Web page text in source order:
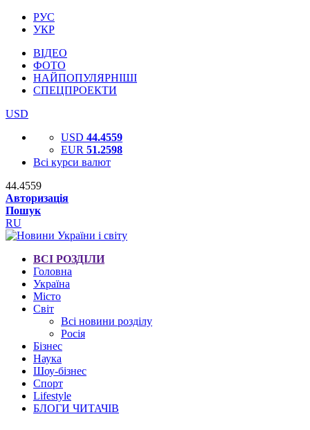
РУС
УКР
ВІДЕО
ФОТО
НАЙПОПУЛЯРНІШІ
СПЕЦПРОЕКТИ
USD
USD 44.4559
EUR 51.2598
Всі курси валют
44.4559
Авторизація
Пошук
RU
ВСІ РОЗДІЛИ
Головна
Україна
Місто
Світ
Всі новини розділу
Росія
Бізнес
Наука
Шоу-бізнес
Спорт
Lifestyle
БЛОГИ ЧИТАЧІВ